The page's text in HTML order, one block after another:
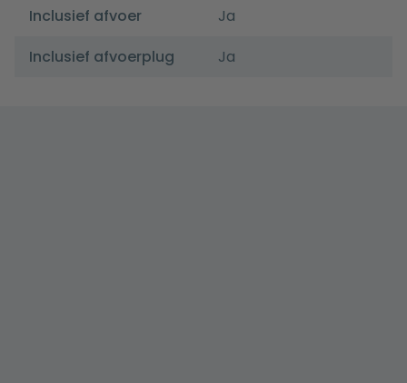
Inclusief afvoer
Ja
Inclusief afvoerplug
Ja